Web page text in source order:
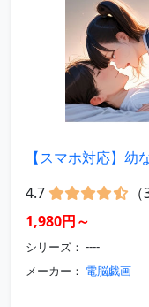
【スマホ対応】幼
4.7
1,980円～
シリーズ： ----
メーカー： 電脳戯画